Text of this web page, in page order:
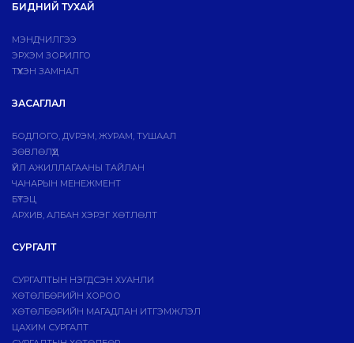
БИДНИЙ ТУХАЙ
МЭНДЧИЛГЭЭ
ЭРХЭМ ЗОРИЛГО
ТҮҮХЭН ЗАМНАЛ
ЗАСАГЛАЛ
БОДЛОГО, ДVРЭМ, ЖУРАМ, ТУШААЛ
ЗӨВЛӨЛҮҮД
ҮЙЛ АЖИЛЛАГААНЫ ТАЙЛАН
ЧАНАРЫН МЕНЕЖМЕНТ
БҮТЭЦ
АРХИВ, АЛБАН ХЭРЭГ ХӨТЛӨЛТ
СУРГАЛТ
СУРГАЛТЫН НЭГДСЭН ХУАНЛИ
ХӨТӨЛБӨРИЙН ХОРОО
ХӨТӨЛБӨРИЙН МАГАДЛАН ИТГЭМЖЛЭЛ
ЦАХИМ СУРГАЛТ